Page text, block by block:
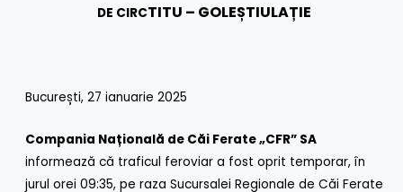
DE CIRCTITU – GOLEȘTIULAȚIE
București, 27 ianuarie 2025
Compania Națională de Căi Ferate „CFR” SA
informează că traficul feroviar a fost oprit temporar, în
jurul orei 09:35, pe raza Sucursalei Regionale de Căi Ferate